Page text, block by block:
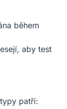
během
aby test
patří: